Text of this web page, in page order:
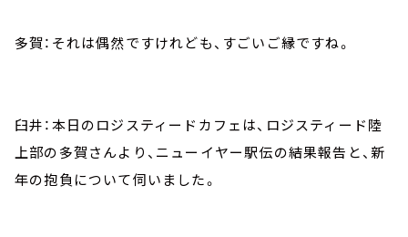
多賀：それは偶然ですけれども、すごいご縁ですね。
臼井：本日のロジスティードカフェは、ロジスティード陸
上部の多賀さんより、ニューイヤー駅伝の結果報告と、新
年の抱負について伺いました。